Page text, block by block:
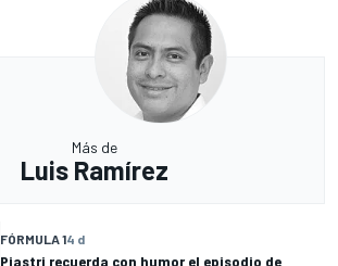
Más de
Luis Ramírez
FÓRMULA 14 d
Piastri recuerda con humor el episodio de